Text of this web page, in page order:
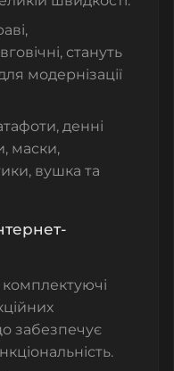
стануть
модернізації
, денні
, маски,
, вушка та
комплектуючі
забезпечує